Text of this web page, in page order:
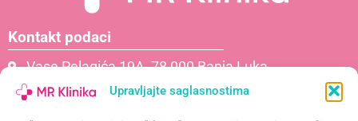
Upravljajte saglasnostima
Kontakt podaci
Vase Pelagića 19A, 78 000 Banja Luka
066 061 000